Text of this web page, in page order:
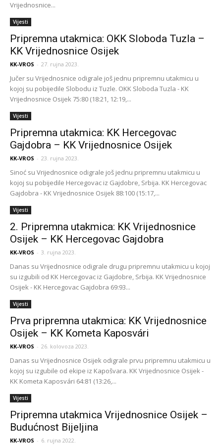
Vrijednosnice...
Vijesti
Pripremna utakmica: OKK Sloboda Tuzla –
KK Vrijednosnice Osijek
KK-VROS - 27. rujna 2023.
Jučer su Vrijednosnice odigrale još jednu pripremnu utakmicu u
kojoj su pobijedile Slobodu iz Tuzle. OKK Sloboda Tuzla - KK
Vrijednosnice Osijek 75:80 (18:21, 12:19,...
Vijesti
Pripremna utakmica: KK Hercegovac
Gajdobra – KK Vrijednosnice Osijek
KK-VROS - 23. rujna 2023.
Sinoć su Vrijednosnice odigrale još jednu pripremnu utakmicu u
kojoj su pobijedile Hercegovac iz Gajdobre, Srbija. KK Hercegovac
Gajdobra - KK Vrijednosnice Osijek 88:100 (15:17,...
Vijesti
2. Pripremna utakmica: KK Vrijednosnice
Osijek – KK Hercegovac Gajdobra
KK-VROS - 3. rujna 2023.
Danas su Vrijednosnice odigrale drugu pripremnu utakmicu u kojoj
su izgubili od KK Hercegovac iz Gajdobre, Srbija. KK Vrijednosnice
Osijek - KK Hercegovac Gajdobra 69:93...
Vijesti
Prva pripremna utakmica: KK Vrijednosnice
Osijek – KK Kometa Kaposvári
KK-VROS - 26. kolovoza 2023.
Danas su Vrijednosnice Osijek odigrale prvu pripremnu utakmicu u
kojoj su izgubile od ekipe iz Kapošvara. KK Vrijednosnice Osijek -
KK Kometa Kaposvári 64:81 (13:26,...
Vijesti
Pripremna utakmica Vrijednosnice Osijek –
Budućnost Bijeljina
KK-VROS - 6. rujna 2022.